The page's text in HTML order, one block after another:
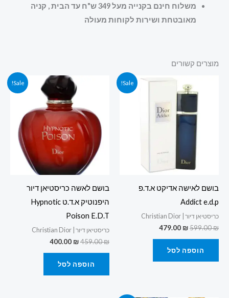
משלוח חינם בקנייה מעל 349 ש"ח עד הבית , קניה
מאובטחת ושירות לקוחות מעולה
מוצרים קשורים
Sale!
בושם לאישה אדיקט א.ד.פ
Addict e.d.p
כריסטיאן דיור | Christian Dior
599.00₪
המחיר
המקורי
היה:
599.00 ₪.
479.00 ₪
המחיר
479.00 ₪.
הוספה לסל
Sale!
בושם לאשה כריסטיאן דיור
היפנוטיק א.ד.ט Hypnotic
Poison E.D.T
כריסטיאן דיור | Christian Dior
459.00₪
המחיר
המקורי
היה:
459.00 ₪.
400.00 ₪
המחיר
הנוכחי
הוא:
400.00 ₪.
הוספה לסל